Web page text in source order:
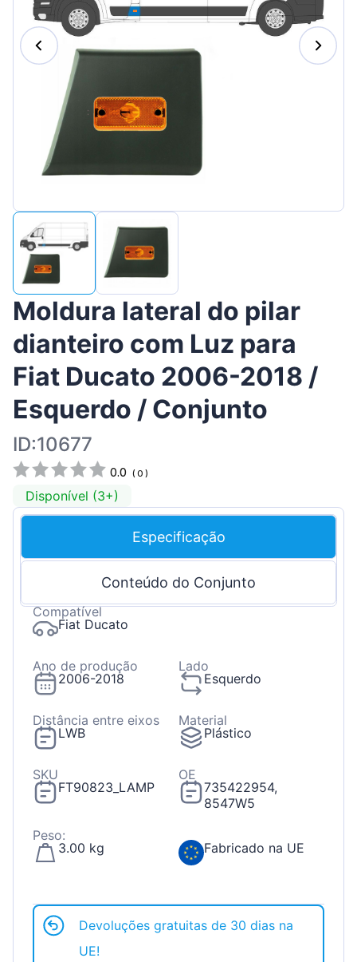
Suomen
Lietuvių
Hrvatski
Slovenčina
Moldura lateral do pilar
dianteiro com Luz para
Fiat Ducato 2006-2018 /
Esquerdo / Conjunto
ID:10677
0.0 (0 )
Disponível (3+)
Especificação
Conteúdo do Conjunto
Compatível
Fiat Ducato
Ano de produção
2006-2018
Lado
Esquerdo
Distância entre eixos
LWB
Material
Plástico
SKU
FT90823_LAMP
OE
735422954,
8547W5
Peso:
3.00 kg
Fabricado na UE
Devoluções gratuitas de 30 dias na
UE!